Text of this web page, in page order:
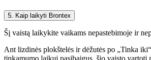
5. Kaip laikyti Brontex
Šį vaistą laikykite vaikams nepastebimoje ir
Ant lizdinės plokštelės ir dėžutės po „Tinka